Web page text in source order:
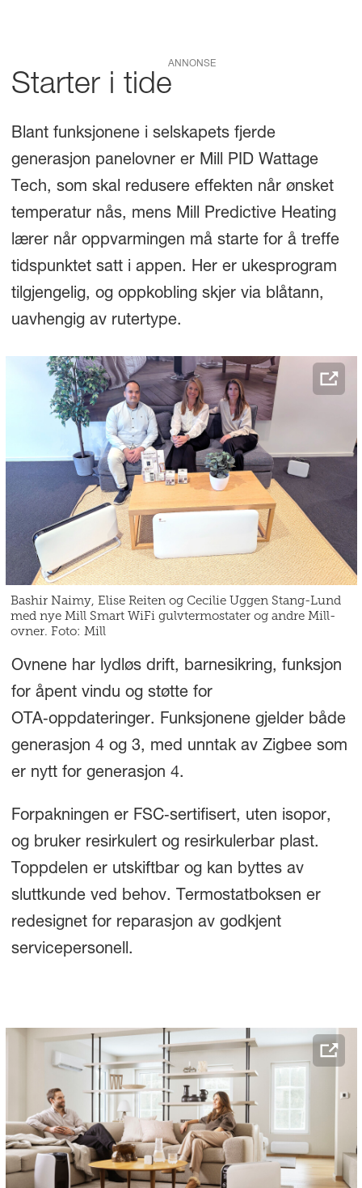
ANNONSE
Starter i tide
Blant funksjonene i selskapets fjerde
generasjon panelovner er Mill PID Wattage
Tech, som skal redusere effekten når ønsket
temperatur nås, mens Mill Predictive Heating
lærer når oppvarmingen må starte for å treffe
tidspunktet satt i appen. Her er ukesprogram
tilgjengelig, og oppkobling skjer via blåtann,
uavhengig av rutertype.
Bashir Naimy, Elise Reiten og Cecilie Uggen Stang-Lund
med nye Mill Smart WiFi gulvtermostater og andre Mill-
ovner. Foto: Mill
Ovnene har lydløs drift, barnesikring, funksjon
for åpent vindu og støtte for
OTA‑oppdateringer. Funksjonene gjelder både
generasjon 4 og 3, med unntak av Zigbee som
er nytt for generasjon 4.
Forpakningen er FSC‑sertifisert, uten isopor,
og bruker resirkulert og resirkulerbar plast.
Toppdelen er utskiftbar og kan byttes av
sluttkunde ved behov. Termostatboksen er
redesignet for reparasjon av godkjent
servicepersonell.